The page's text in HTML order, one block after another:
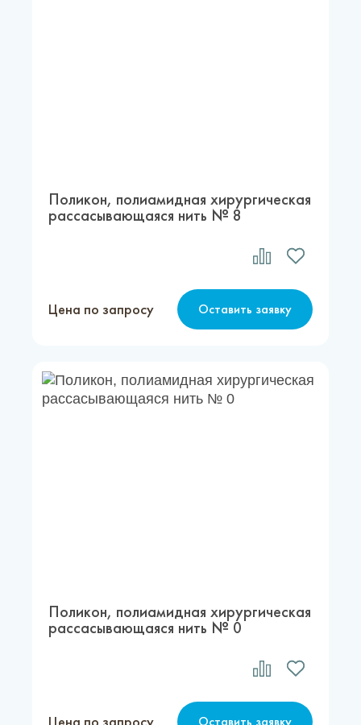
Поликон, полиамидная хирургическая
рассасывающаяся нить № 8
Цена по запросу Оставить заявку
Поликон, полиамидная хирургическая
рассасывающаяся нить № 0
Оставить заявку